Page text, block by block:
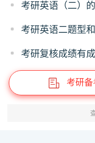
考研英语（二）
考研英语二题型
考研复核成绩有成
考研